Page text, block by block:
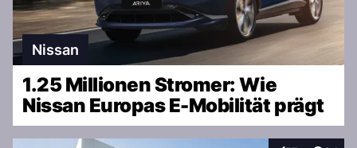
Nissan
1.25 Millionen Stromer: Wie
Nissan Europas E-Mobilität prägt